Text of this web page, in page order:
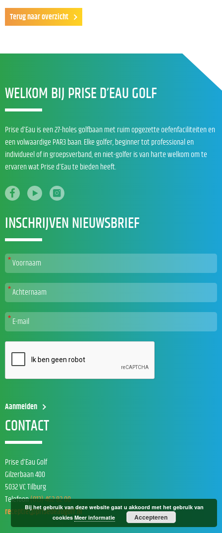
Terug naar overzicht
WELKOM BIJ PRISE D’EAU GOLF
Prise d’Eau is een 27-holes golfbaan met ruim opgezette oefenfaciliteiten en
een volwaardige PAR3 baan. Elke golfer, beginner tot professional en
individueel of in groepsverband, en niet-golfer is van harte welkom om te
ervaren wat Prise d’Eau te bieden heeft.
INSCHRIJVEN NIEUWSBRIEF
CONTACT
Prise d’Eau Golf
Gilzerbaan 400
5032 VC Tilburg
Telefoon(013) 462 82 00
receptie@prisedeaugolf.nl
Bij het gebruik van deze website gaat u akkoord met het gebruik van
cookies Meer informatie Accepteren